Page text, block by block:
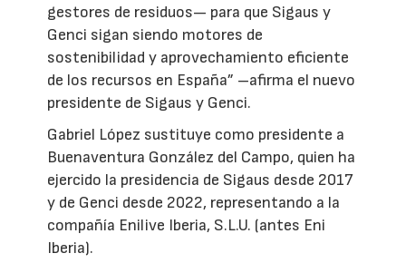
gestores de residuos— para que Sigaus y
Genci sigan siendo motores de
sostenibilidad y aprovechamiento eficiente
de los recursos en España” –afirma el nuevo
presidente de Sigaus y Genci.
Gabriel López sustituye como presidente a
Buenaventura González del Campo, quien ha
ejercido la presidencia de Sigaus desde 2017
y de Genci desde 2022, representando a la
compañía Enilive Iberia, S.L.U. (antes Eni
Iberia).